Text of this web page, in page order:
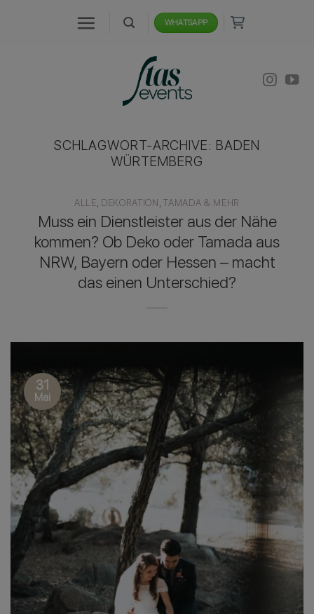
WHATSAPP
SCHLAGWORT-ARCHIVE: BADEN
WÜRTEMBERG
ALLE DEKORATION ,TAMADA & MEHR
Muss ein Dienstleister aus der Nähe
kommen? Ob Deko oder Tamada aus
NRW, Bayern oder Hessen – macht
das einen Unterschied?
31
Mai